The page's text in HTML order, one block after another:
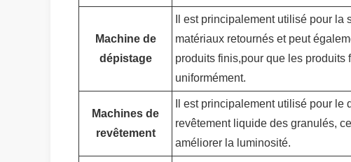
Machine de
dépistage
Il est principalement utilisé pour
matériaux retournés et peut
produits finis,pour que les produits
uniformément.
Machines de
revêtement
Il est principalement utilisé pour
revêtement liquide des granulés,
améliorer la luminosité.